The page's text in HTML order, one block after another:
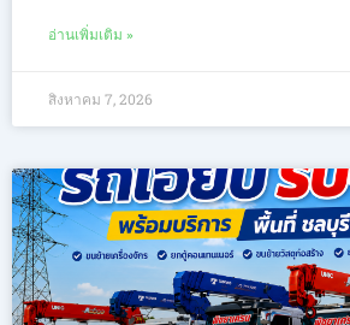
อ่านเพิ่มเติม »
สิงหาคม 7, 2026